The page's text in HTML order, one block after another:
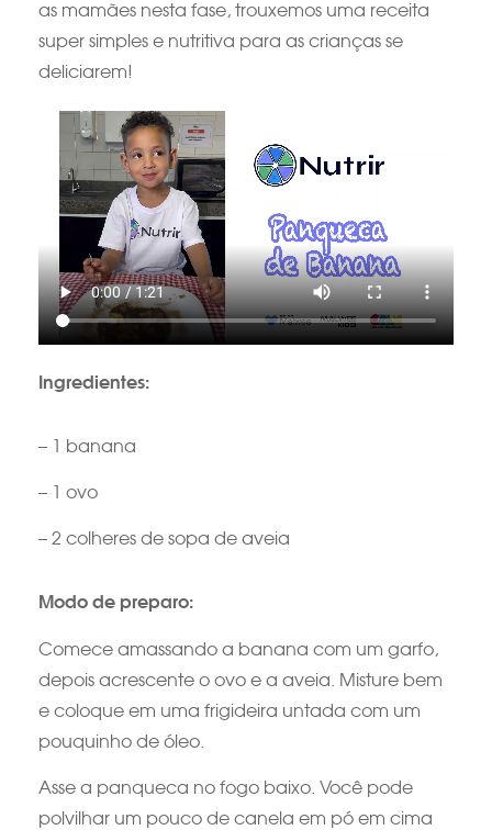
as mamães nesta fase, trouxemos uma receita
super simples e nutritiva para as crianças se
deliciarem!
Ingredientes:
– 1 banana
– 1 ovo
– 2 colheres de sopa de aveia
Modo de preparo:
Comece amassando a banana com um garfo,
depois acrescente o ovo e a aveia. Misture bem
e coloque em uma frigideira untada com um
pouquinho de óleo.
Asse a panqueca no fogo baixo. Você pode
polvilhar um pouco de canela em pó em cima